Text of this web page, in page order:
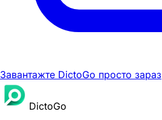
Завантажте DictoGo просто зараз
DictoGo